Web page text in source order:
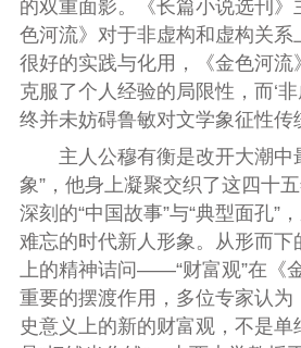
的双重面影。《长篇小说选刊》
色河流》对于非虚构和虚构关系
很好的实践与化用，《金色河流
克服了个人经验的局限性，而‘
终并未妨碍鲁敏对文学象征性传
主人公穆有衡是改开大潮中
象”，他身上凝聚交织了这四十
深刻的“中国故事”与“典型面孔”
难忘的时代新人形象。从形而下
上的精神诘问——“财富观”在《
重要的摆渡作用，多位专家认为
史意义上的新的财富观，不是单